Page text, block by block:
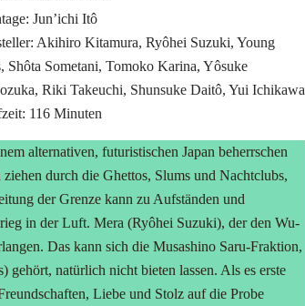
Jun’ichi Itô
Akihiro Kitamura, Ryôhei Suzuki, Young
Shôta Sometani, Tomoko Karina, Yôsuke
Riki Takeuchi, Shunsuke Daitô, Yui Ichikawa
116 Minuten
alternativen, futuristischen Japan beherrschen
durch die Ghettos, Slums und Nachtclubs,
der Grenze kann zu Aufständen und
in der Luft. Mera (Ryôhei Suzuki), der den Wu-
Das kann sich die Musashino Saru-Fraktion,
natürlich nicht bieten lassen. Als es erste
Liebe und Stolz auf die Probe